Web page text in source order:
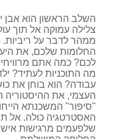
השלב הראשון הוא אבן
צלילה עמוקה אל תוך
ממהר לדבר על
החלומות שלכם, את
לכם? כמה אתם
מה התוכניות לעתיד?
עבודה? הוא בוחן את
העצמי, את ההיסטוריה
"סיפור" המשכנתא
האסטרטגיה כולה. אל
שלפעמים מרגישות